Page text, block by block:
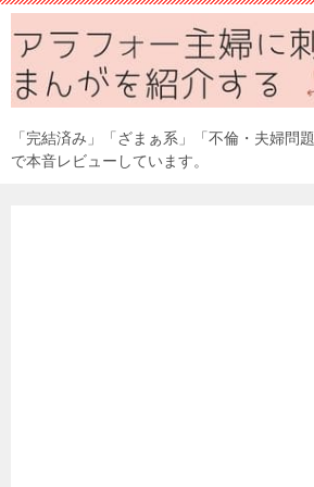
「完結済み」「ざまぁ系」「不倫・夫婦問
で本音レビューしています。